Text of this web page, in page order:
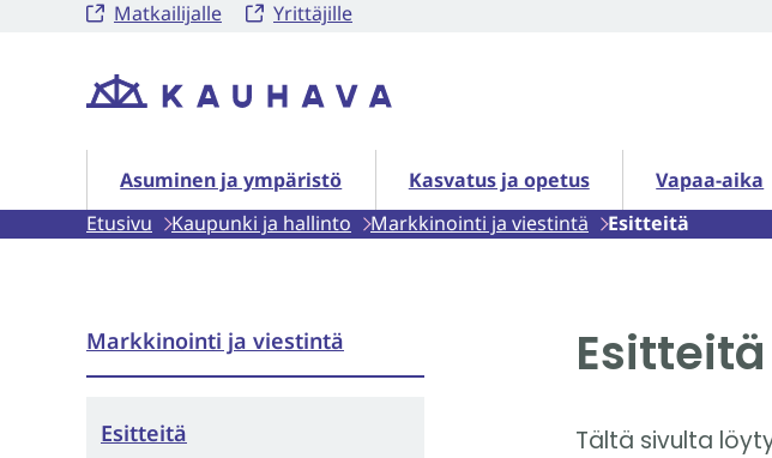
SiirryMatkailijalle Yrittäjille
Etusivu
Asuminen ja ympäristö
Asuminen ja ympäristö alasivut Kasvatus ja opetus
Kasvatus ja opetus alasivut Vapaa-aika
Vapaa-aika
Etusivu
Kaupunki ja hallinto Markkinointi ja viestintä Esitteitä
Markkinointi ja viestintä
Esitteitä
Esitteitä
Tältä sivulta